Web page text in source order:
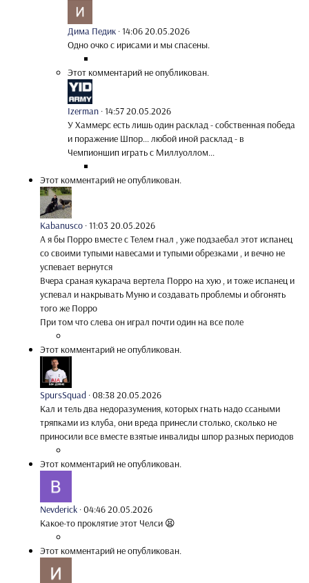
Дима Педик ·14:06 20.05.2026
Одно очко с ирисами и мы спасены.
Этот комментарий не опубликован.
Izerman ·14:57 20.05.2026
У Хаммерс есть лишь один расклад - собственная победа
и поражение Шпор... любой иной расклад - в
Чемпионшип играть с Миллуоллом...
Этот комментарий не опубликован.
Kabanusco ·11:03 20.05.2026
А я бы Порро вместе с Телем гнал , уже подзаебал этот испанец
со своими тупыми навесами и тупыми обрезками , и вечно не
успевает вернутся
Вчера сраная кукарача вертела Порро на хую , и тоже испанец и
успевал и накрывать Муню и создавать проблемы и обгонять
того же Порро
При том что слева он играл почти один на все поле
Этот комментарий не опубликован.
SpursSquad ·08:38 20.05.2026
Кал и тель два недоразумения, которых гнать надо ссаными
тряпками из клуба, они вреда принесли столько, сколько не
приносили все вместе взятые инвалиды шпор разных периодов
Этот комментарий не опубликован.
Nevderick ·04:46 20.05.2026
Какое-то проклятие этот Челси 😫
Этот комментарий не опубликован.